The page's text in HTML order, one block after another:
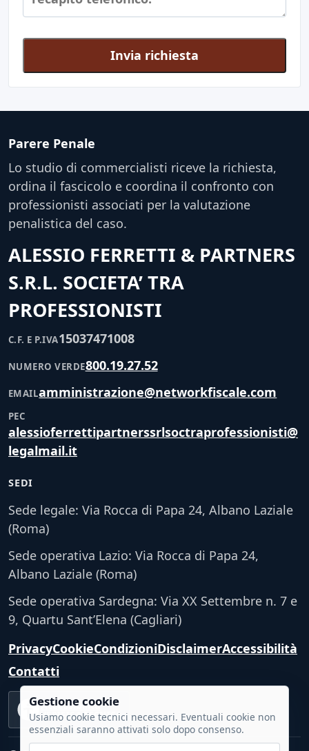
Invia richiesta
Parere Penale
Lo studio di commercialisti riceve la richiesta,
ordina il fascicolo e coordina il confronto con
professionisti associati per la valutazione
penalistica del caso.
ALESSIO FERRETTI & PARTNERS
S.R.L. SOCIETA’ TRA
PROFESSIONISTI
C.F. E P.IVA15037471008
NUMERO VERDE800.19.27.52
EMAILamministrazione@networkfiscale.com
PEC
alessioferrettipartnerssrlsoctraprofessionisti@
legalmail.it
SEDI
Sede legale: Via Rocca di Papa 24, Albano Laziale
(Roma)
Sede operativa Lazio: Via Rocca di Papa 24,
Albano Laziale (Roma)
Sede operativa Sardegna: Via XX Settembre n. 7 e
9, Quartu Sant’Elena (Cagliari)
PrivacyCookieCondizioniDisclaimerAccessibilità
Contatti
Accessibilità
VERIFICA TECNICA
Gestione cookie
Usiamo cookie tecnici necessari. Eventuali cookie non
essenziali saranno attivati solo dopo consenso.